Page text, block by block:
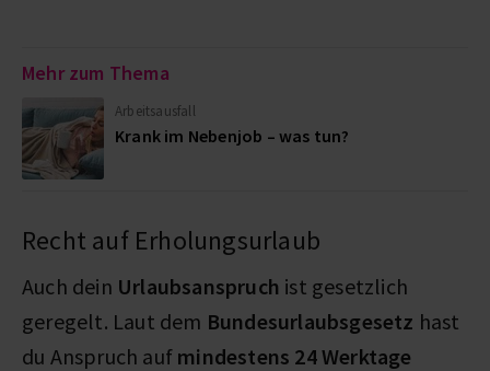
Mehr zum Thema
Arbeitsausfall
Krank im Nebenjob – was tun?
Recht auf Erholungsurlaub
Auch dein Urlaubsanspruch ist gesetzlich
geregelt. Laut dem Bundesurlaubsgesetz hast
du Anspruch auf mindestens 24 Werktage